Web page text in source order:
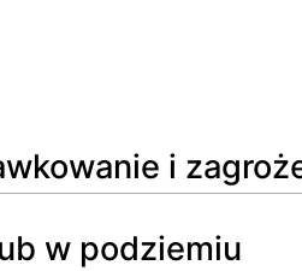
i
w podziemiu